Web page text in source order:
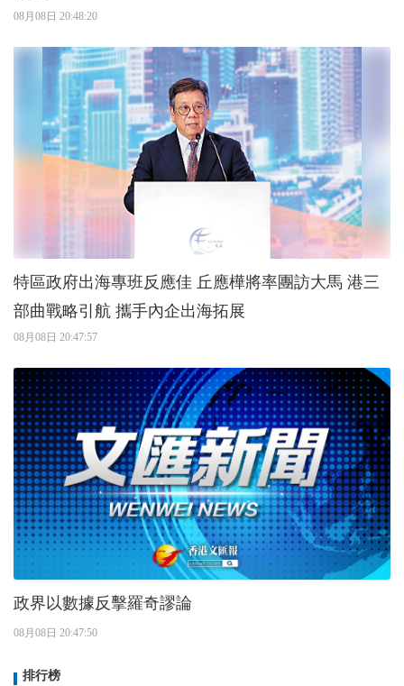
08月08日 20:48:20
特區政府出海專班反應佳 丘應樺將率團訪大馬 港三
部曲戰略引航 攜手內企出海拓展
08月08日 20:47:57
政界以數據反擊羅奇謬論
08月08日 20:47:50
排行榜